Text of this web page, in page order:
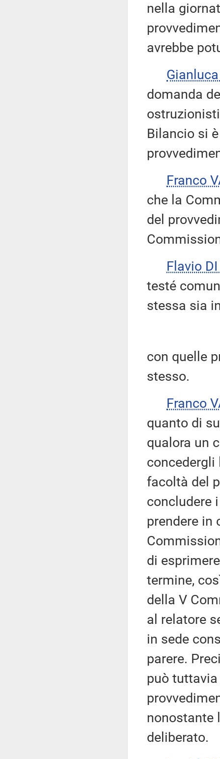
nella
avrebbe
domanda
Bilancio si
Franco
che la
del
Flavio
testé
stessa sia
con quelle
stesso.
Franco
quanto di
qualora un
concedergli
facoltà del
concludere
prendere in
di
termine,
della V
al relatore
in sede
parere.
può
nonostante
deliberato.